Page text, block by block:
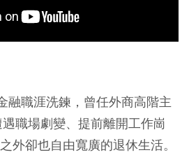
融職涯洗鍊，曾任外商高階主
職場劇變、提前離開工作崗
外卻也自由寬廣的退休生活。